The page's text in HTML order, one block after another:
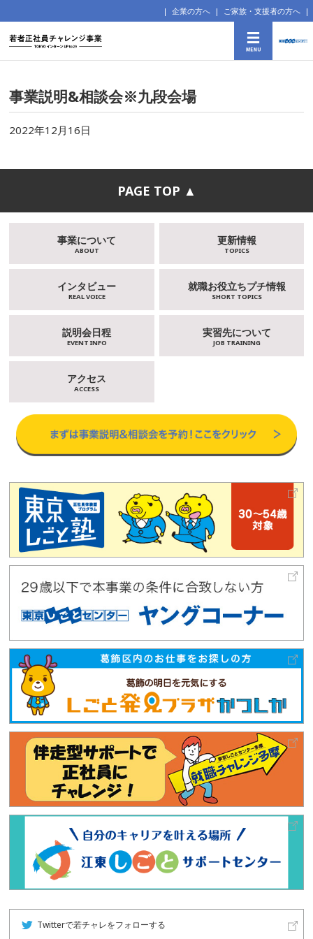
企業の方へ ご家族・支援者の方へ
事業説明&相談会※九段会場
2022年12月16日
PAGE TOP ▲
事業について
ABOUT
更新情報
TOPICS
インタビュー
REAL VOICE
就職お役立ちプチ情報
SHORT TOPICS
説明会日程
EVENT INFO
実習先について
JOB TRAINING
アクセス
ACCESS
Twitterで若チャレをフォローする